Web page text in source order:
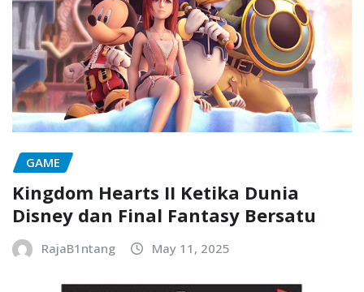
GAME
Kingdom Hearts II Ketika Dunia
Disney dan Final Fantasy Bersatu
RajaB1ntang May 11, 2025